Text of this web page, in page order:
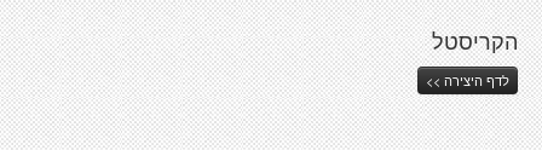
הקריסטל
לדף היצירה >>